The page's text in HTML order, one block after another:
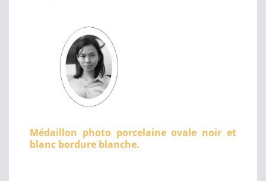
Médaillon photo porcelaine ovale noir et
blanc bordure blanche.